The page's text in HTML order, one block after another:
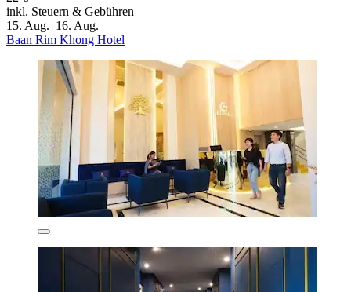
inkl. Steuern & Gebühren
15. Aug.–16. Aug.
Baan Rim Khong Hotel